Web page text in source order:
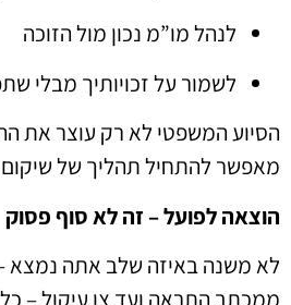
לנהל מו”מ נכון מול הזוכה
לשמור על זכויותיך מבלי
הסיוע המשפטי לא רק עוצר את
מאפשר להתחיל תהליך של שיקום
הוצאה לפועל – זה לא סוף פסוק
לא משנה באיזה שלב אתה נמצא
ממכתב התראה ועד צו עיקול –